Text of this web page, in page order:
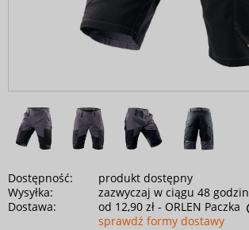
Dostępność:
produkt dostępny
Wysyłka:
zazwyczaj w ciągu 48 godzin
Dostawa:
od 12,90 zł - ORLEN Paczka
sprawdź formy dostawy